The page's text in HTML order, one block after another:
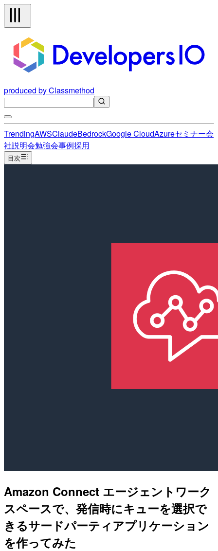
produced by Classmethod
TrendingAWSClaudeBedrockGoogle CloudAzureセミナー会
社説明会勉強会事例採用
目次
Amazon Connect エージェントワーク
スペースで、発信時にキューを選択で
きるサードパーティアプリケーション
を作ってみた